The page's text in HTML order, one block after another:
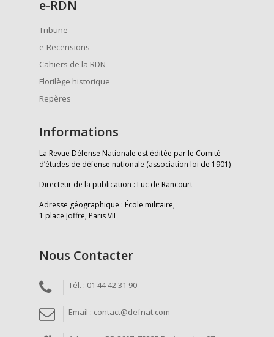
e-RDN
Tribune
e-Recensions
Cahiers de la RDN
Florilège historique
Repères
Informations
La Revue Défense Nationale est éditée par le Comité
d’études de défense nationale (association loi de 1901)
Directeur de la publication : Luc de Rancourt
Adresse géographique : École militaire,
1 place Joffre, Paris VII
Nous Contacter
Tél. : 01 44 42 31 90
Email : contact@defnat.com